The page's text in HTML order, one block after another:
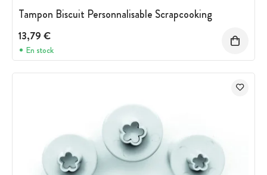
Tampon Biscuit Personnalisable Scrapcooking
13,79 €
En stock